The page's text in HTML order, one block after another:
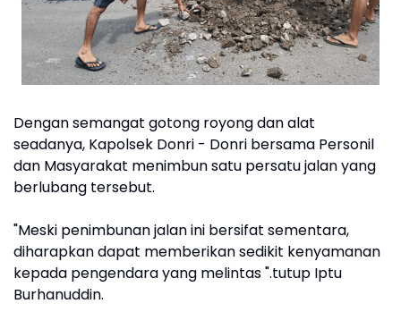
Dengan semangat gotong royong dan alat
seadanya, Kapolsek Donri - Donri bersama Personil
dan Masyarakat menimbun satu persatu jalan yang
berlubang tersebut.
"Meski penimbunan jalan ini bersifat sementara,
diharapkan dapat memberikan sedikit kenyamanan
kepada pengendara yang melintas ".tutup Iptu
Burhanuddin.